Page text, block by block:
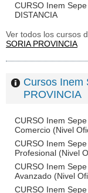
CURSO Inem
DISTANCIA
Ver todos los cursos
SORIA PROVINCIA
Cursos Inem
PROVINCIA
CURSO Inem
Comercio (Nivel
CURSO Inem
Profesional (Nivel
CURSO Inem
Avanzado (Nivel
CURSO Inem